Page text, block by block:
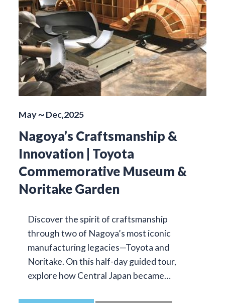
May～Dec,2025
Nagoya’s Craftsmanship &
Innovation | Toyota
Commemorative Museum &
Noritake Garden
Discover the spirit of craftsmanship
through two of Nagoya’s most iconic
manufacturing legacies—Toyota and
Noritake. On this half-day guided tour,
explore how Central Japan became…